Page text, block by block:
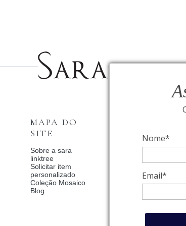
Nome*
Email*
Fale Conosco
Relógios BVLGARI
Condições de
Catalogo Dia Dos
Meus pedidos
MAPA DO
SITE
Sobre a sara
linktree
Solicitar item
personalizado
Blog
Coleção Mosaico